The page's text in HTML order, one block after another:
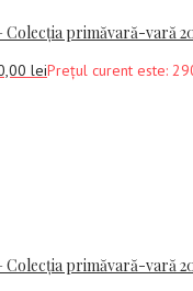
primăvară-vară
leiPrețul curent este:
primăvară-vară